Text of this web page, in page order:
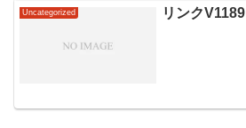
Uncategorized リンクV1189